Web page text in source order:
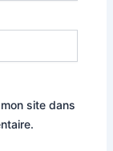
site dans